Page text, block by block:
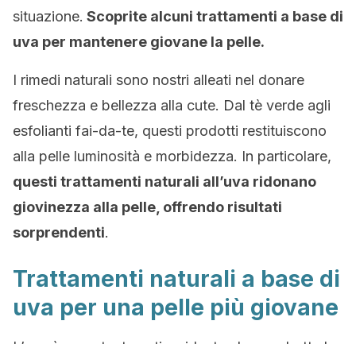
situazione. Scoprite alcuni trattamenti a base di
uva per mantenere giovane la pelle.
I rimedi naturali sono nostri alleati nel donare
freschezza e bellezza alla cute. Dal tè verde agli
esfolianti fai-da-te, questi prodotti restituiscono
alla pelle luminosità e morbidezza. In particolare,
questi trattamenti naturali all’uva ridonano
giovinezza alla pelle, offrendo risultati
sorprendenti.
Trattamenti naturali a base di
uva per una pelle più giovane